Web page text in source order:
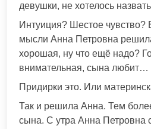
девушки, не хотелось
Интуиция? Шестое чувство?
мысли Анна Петровна
хорошая, ну что ещё надо?
внимательная, сына любит…
Придирки это. Или
Так и решила Анна. Тем
сына. С утра Анна Петровна